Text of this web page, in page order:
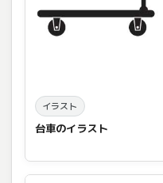
イラスト
台車のイラスト